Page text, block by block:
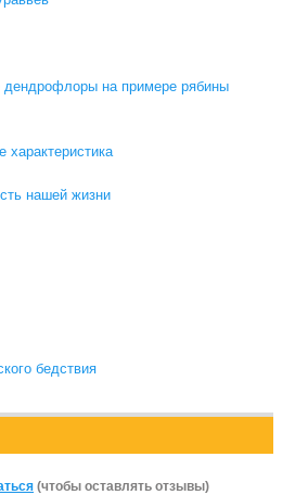
дендрофлоры на примере рябины
характеристика
нашей жизни
бедствия
(чтобы оставлять отзывы)